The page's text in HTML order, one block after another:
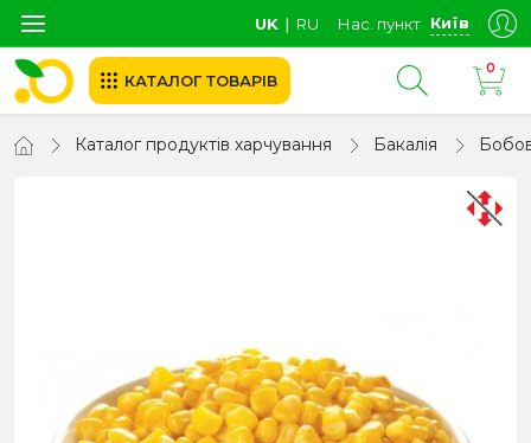
UK ∣ RU Нас. пункт Київ
КАТАЛОГ ТОВАРІВ
0
Каталог продуктів харчування Бакалія